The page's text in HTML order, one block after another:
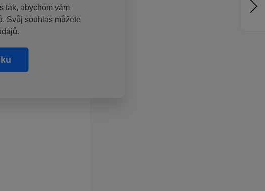
tak, abychom vám
Svůj souhlas můžete